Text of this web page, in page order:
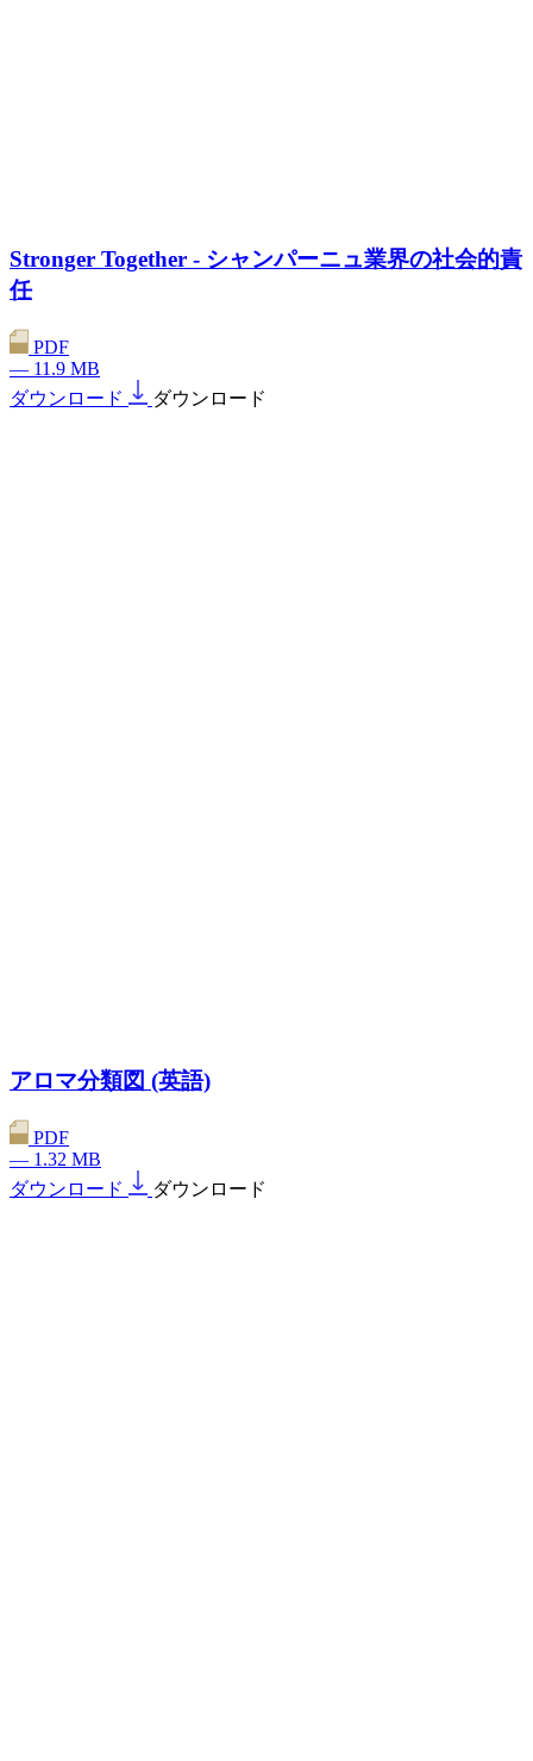
Stronger Together - シャンパーニュ業界の社会的責
任
PDF
— 11.9 MB
ダウンロード
ダウンロード
アロマ分類図 (英語)
PDF
— 1.32 MB
ダウンロード
ダウンロード